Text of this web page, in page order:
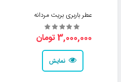
عطر باربری بریت مردانه
3,000,000 تومان
نمایش